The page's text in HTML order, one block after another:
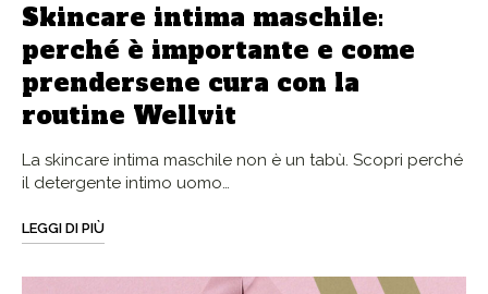
Skincare intima maschile:
perché è importante e come
prendersene cura con la
routine Wellvit
La skincare intima maschile non è un tabù. Scopri perché
il detergente intimo uomo…
LEGGI DI PIÙ